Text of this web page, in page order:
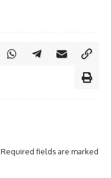
Required fields are marked